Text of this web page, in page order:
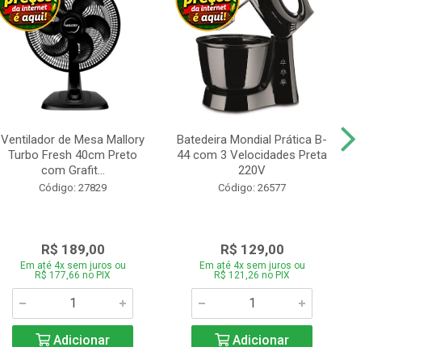
Ventilador de Mesa Mallory
Turbo Fresh 40cm Preto
com Grafit...
Código: 27829
R$ 189,00
Em até 4x sem juros ou
R$ 177,66 no PIX
Adicionar
Batedeira Mondial Prática B-
44 com 3 Velocidades Preta
220V
Código: 26577
R$ 129,00
Em até 4x sem juros ou
R$ 121,26 no PIX
Adicionar